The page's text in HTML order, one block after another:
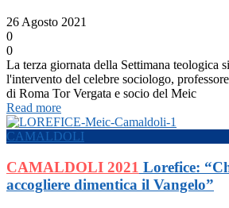
26 Agosto 2021
0
0
La terza giornata della Settimana teologica
l'intervento del celebre sociologo,
di Roma Tor Vergata e socio del Meic
Read more
CAMALDOLI
CAMALDOLI 2021 Lorefice:
accogliere dimentica il Vangelo”